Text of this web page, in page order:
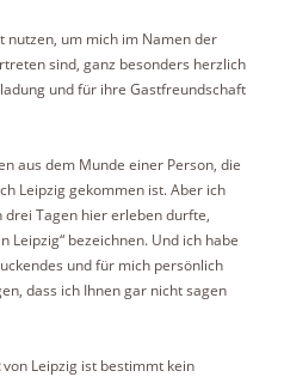
nutzen, um mich im Namen der
sind, ganz besonders herzlich
und für ihre Gastfreundschaft
aus dem Munde einer Person, die
Leipzig gekommen ist. Aber ich
drei Tagen hier erleben durfte,
Leipzig“ bezeichnen. Und ich habe
und für mich persönlich
dass ich Ihnen gar nicht sagen
von Leipzig ist bestimmt kein